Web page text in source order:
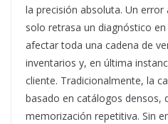
la precisión absoluta. Un
solo retrasa un diagnóstico
afectar toda una cadena de
inventarios y, en última
cliente. Tradicionalmente, la
basado en catálogos densos,
memorización repetitiva. Sin